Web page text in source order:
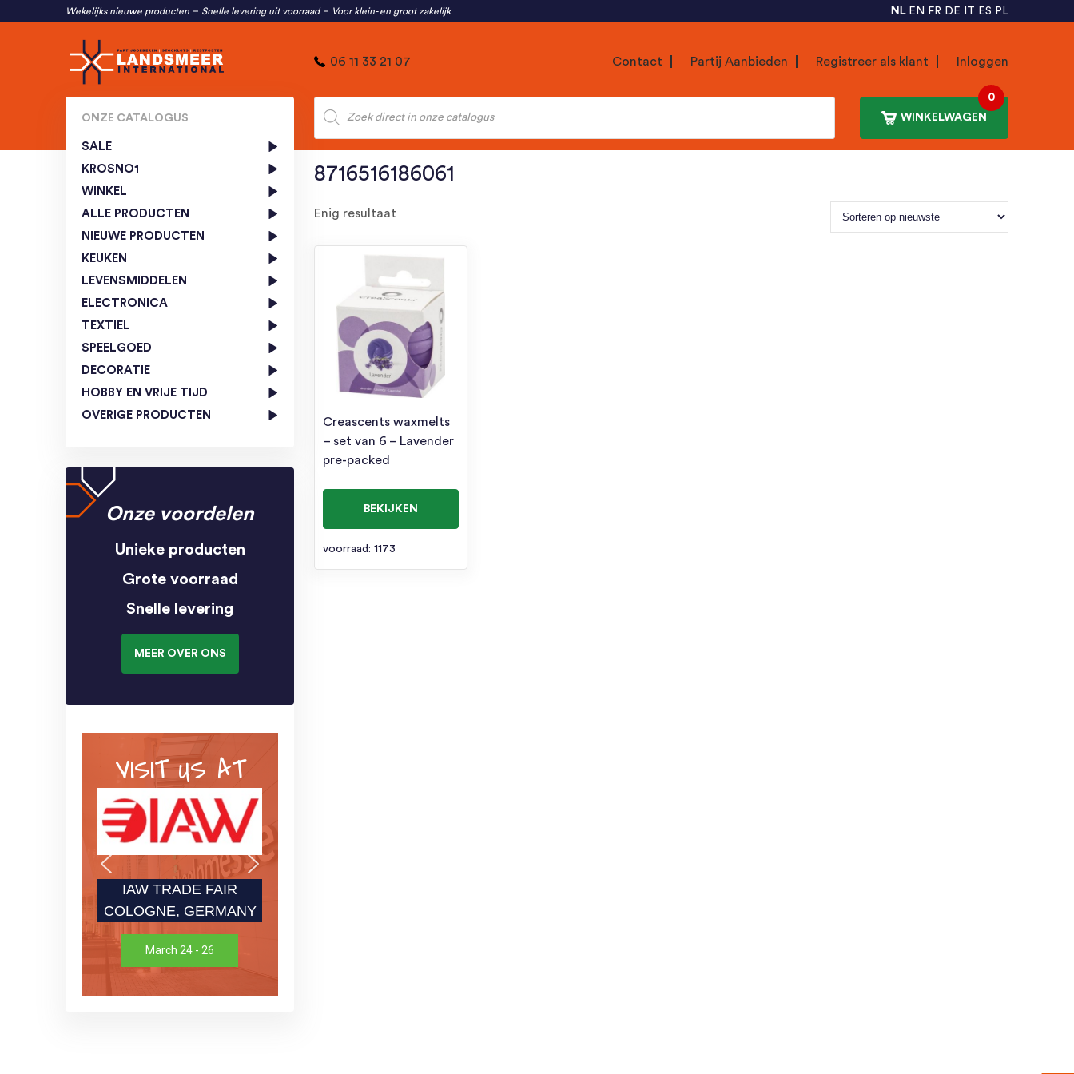
Wekelijks nieuwe producten Snelle levering uit voorraad Voor klein- en groot zakelijk NL EN FR DE IT ES PL
06 11 33 21 07 Contact Partij Aanbieden Registreer als klant Inloggen
Producten
zoeken
WINKELWAGEN
0
ONZE CATALOGUS
SALE
KROSNO1
WINKEL
ALLE PRODUCTEN
NIEUWE PRODUCTEN
KEUKEN
LEVENSMIDDELEN
ELECTRONICA
TEXTIEL
SPEELGOED
DECORATIE
HOBBY EN VRIJE TIJD
OVERIGE PRODUCTEN
Onze voordelen
Unieke producten
Grote voorraad
Snelle levering
MEER OVER ONS
VISIT US AT
IAW TRADE FAIR
COLOGNE, GERMANY
March 24 - 26
8716516186061
Enig resultaat
Creascents waxmelts
– set van 6 – Lavender
pre-packed
BEKIJKEN
voorraad: 1173